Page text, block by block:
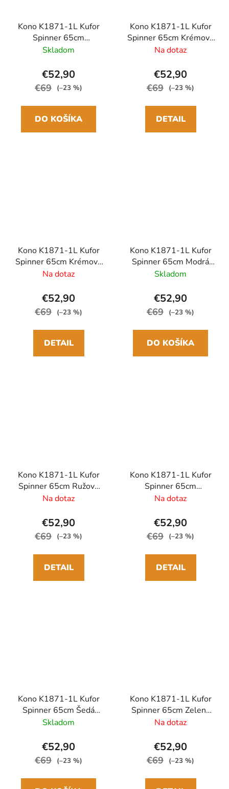
Kono K1871-1L Kufor
Spinner 65cm
Čierna/Hnedá ABS
Skladom
€52,90
€69 (–23 %)
DO KOŠÍKA
Kono K1871-1L Kufor
Spinner 65cm Krémová
ABS
Na dotaz
€52,90
€69 (–23 %)
DETAIL
Kono K1871-1L Kufor
Spinner 65cm Krémová
Kamufláž ABS
Na dotaz
€52,90
€69 (–23 %)
DETAIL
Kono K1871-1L Kufor
Spinner 65cm Modrá
ABS
Skladom
€52,90
€69 (–23 %)
DO KOŠÍKA
Kono K1871-1L Kufor
Spinner 65cm Ružová
ABS
Na dotaz
€52,90
€69 (–23 %)
DETAIL
Kono K1871-1L Kufor
Spinner 65cm
Staroružová ABS
Na dotaz
€52,90
€69 (–23 %)
DETAIL
Kono K1871-1L Kufor
Spinner 65cm Šedá
ABS
Skladom
€52,90
€69 (–23 %)
Kono K1871-1L Kufor
Spinner 65cm Zelená
ABS
Na dotaz
€52,90
€69 (–23 %)